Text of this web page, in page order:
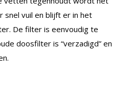
snel vuil en blijft er in het
De filter is eenvoudig te
doosfilter is “verzadigd” en